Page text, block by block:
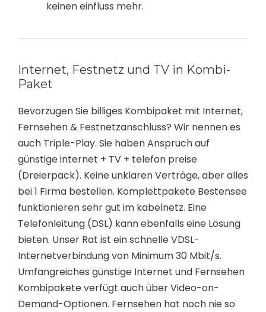
keinen einfluss mehr.
Internet, Festnetz und TV in Kombi-
Paket
Bevorzugen Sie billiges Kombipaket mit Internet,
Fernsehen & Festnetzanschluss? Wir nennen es
auch Triple-Play. Sie haben Anspruch auf
günstige internet + TV + telefon preise
(Dreierpack). Keine unklaren Verträge, aber alles
bei 1 Firma bestellen. Komplettpakete Bestensee
funktionieren sehr gut im kabelnetz. Eine
Telefonleitung (DSL) kann ebenfalls eine Lösung
bieten. Unser Rat ist ein schnelle VDSL-
Internetverbindung von Minimum 30 Mbit/s.
Umfangreiches günstige Internet und Fernsehen
Kombipakete verfügt auch über Video-on-
Demand-Optionen. Fernsehen hat noch nie so